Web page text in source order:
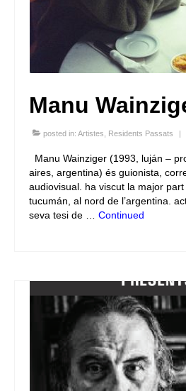
Manu
posted in: Artistes Residents Passats |
Manu Wainziger (1993, luján –
aires, argentina) és guionista,
audiovisual. ha viscut la major
tucumán, al nord de l’argentina.
seva tesi de … Continued